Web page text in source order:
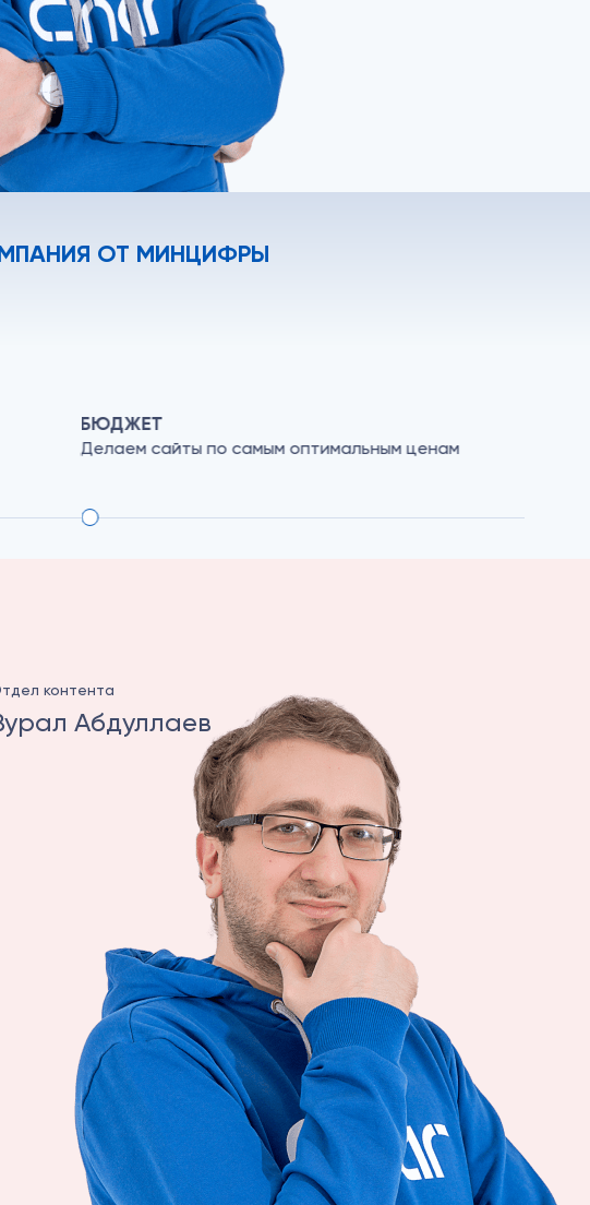
ОТ МИНЦИФРЫ
БЮДЖЕТ
Делаем сайты по самым оптимальным ценам
контента
Абдуллаев